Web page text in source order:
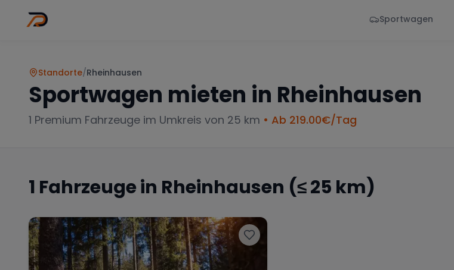
Sportwagen
Standorte/Rheinhausen
Sportwagen mieten in Rheinhausen
1 Premium Fahrzeuge im Umkreis von 25 km • Ab 219.00€/Tag
1 Fahrzeuge in Rheinhausen (≤ 25 km)